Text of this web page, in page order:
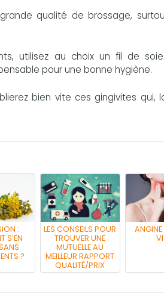
qualité de brossage,
utilisez au choix un fil de
pour une bonne hygiène.
bien vite ces gingivites qui,
:
S’EN
?
LES CONSEILS POUR
TROUVER UNE
MUTUELLE AU
MEILLEUR RAPPORT
QUALITÉ/PRIX
ANGINE